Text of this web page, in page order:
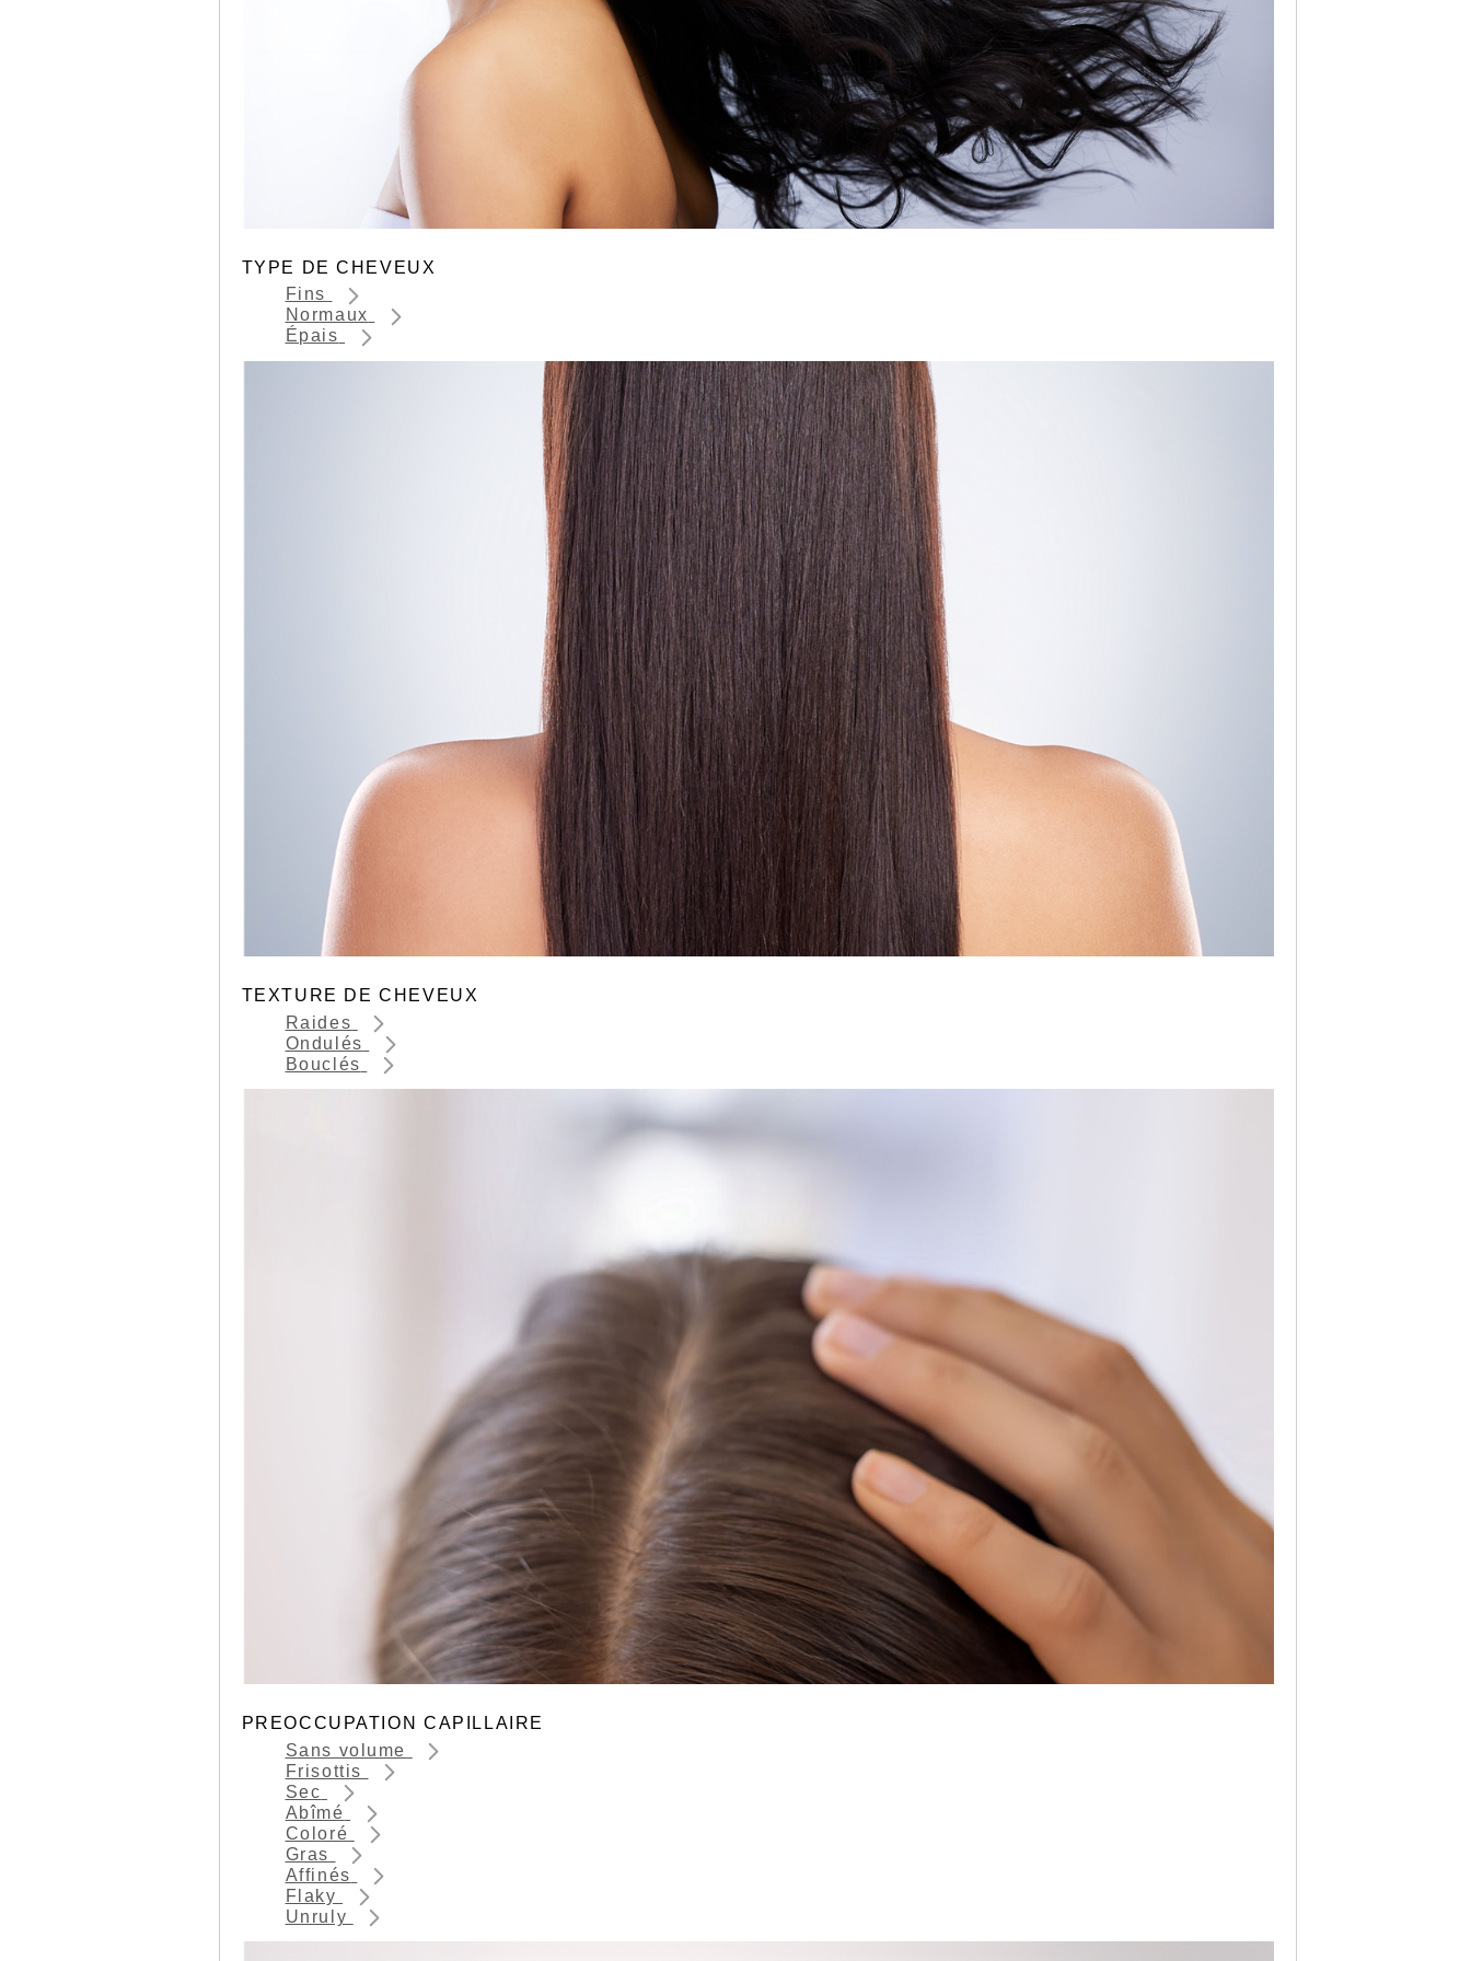
TYPE DE CHEVEUX
Fins
Normaux
Épais
TEXTURE DE CHEVEUX
Raides
Ondulés
Bouclés
PREOCCUPATION CAPILLAIRE
Sans volume
Frisottis
Sec
Abîmé
Coloré
Gras
Affinés
Flaky
Unruly